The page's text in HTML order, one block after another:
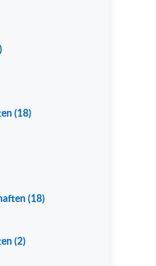
(18)
(18)
(2)